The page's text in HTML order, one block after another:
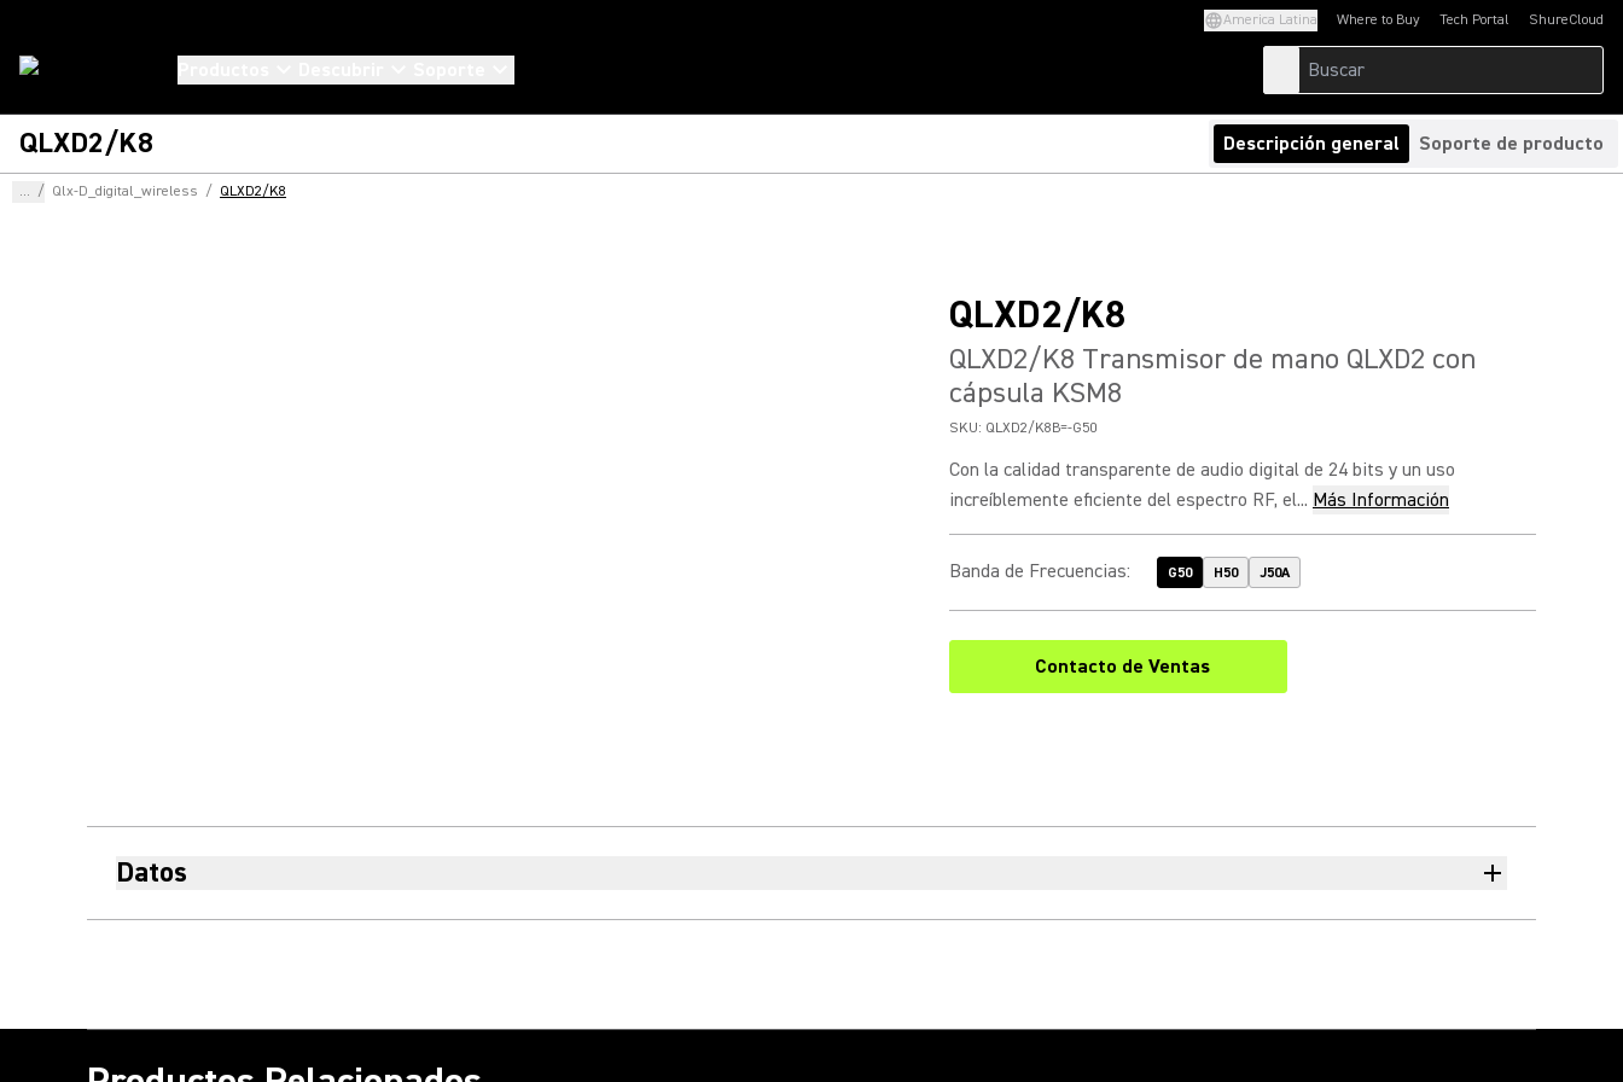
America Latina Where to Buy Tech Portal
(Opens in a new tab)ShureCloud
(Opens in a new
QLXD2/K8 Descripción general Soporte de producto
... / Qlx-D_digital_wireless / QLXD2/K8
QLXD2/K8
QLXD2/K8 Transmisor de mano QLXD2 con
cápsula KSM8
SKU: QLXD2/K8B=-G50
Con la calidad transparente de audio digital de 24 bits y un uso
increíblemente eficiente del espectro RF, el... Más Información
Banda de Frecuencias: G50 H50 J50A
Contacto de Ventas
Datos